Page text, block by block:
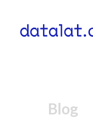
Blog